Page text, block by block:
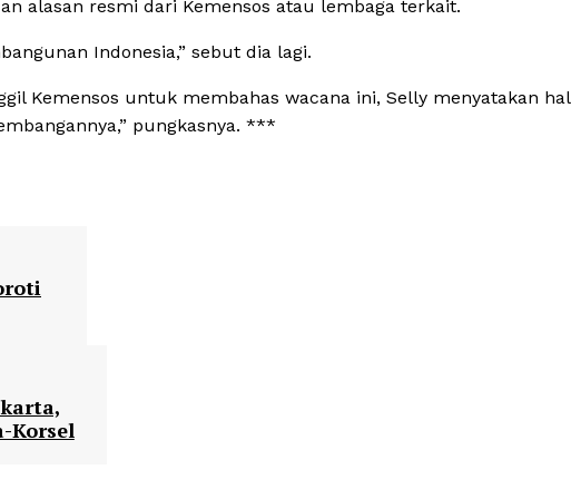
alasan resmi dari Kemensos atau lembaga terkait.
Indonesia,” sebut dia lagi.
Kemensos untuk membahas wacana ini, Selly menyatakan hal
pungkasnya. ***
Korsel